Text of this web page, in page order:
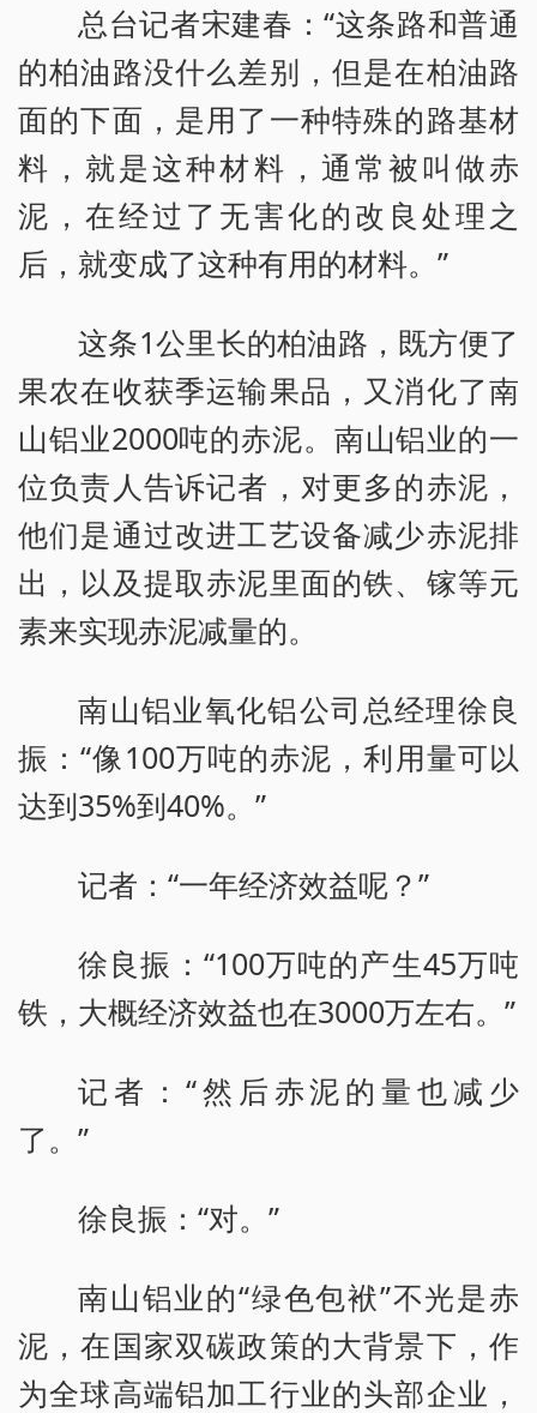
总台记者宋建春：“这条路和普通
的柏油路没什么差别，但是在柏油路
面的下面，是用了一种特殊的路基材
料，就是这种材料，通常被叫做赤
泥，在经过了无害化的改良处理之
后，就变成了这种有用的材料。”
这条1公里长的柏油路，既方便了
果农在收获季运输果品，又消化了南
山铝业2000吨的赤泥。南山铝业的一
位负责人告诉记者，对更多的赤泥，
他们是通过改进工艺设备减少赤泥排
出，以及提取赤泥里面的铁、镓等元
素来实现赤泥减量的。
南山铝业氧化铝公司总经理徐良
振：“像100万吨的赤泥，利用量可以
达到35%到40%。”
记者：“一年经济效益呢？”
徐良振：“100万吨的产生45万吨
铁，大概经济效益也在3000万左右。”
记者：“然后赤泥的量也减少
了。”
徐良振：“对。”
南山铝业的“绿色包袱”不光是赤
泥，在国家双碳政策的大背景下，作
为全球高端铝加工行业的头部企业，